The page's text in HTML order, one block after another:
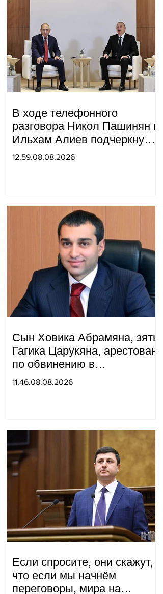
В ходе телефонного
разговора Никол Пашинян и
Ильхам Алиев подчеркнули
прогресс, достигнутый за
Арменией.
12.59.08.08.2026
Сын Ховика Абрамяна, зять
Гагика Царукяна, арестован
по обвинению в
организации убийства.
11.46.08.08.2026
Если спросите, они скажут,
что если мы начнём
переговоры, мира на